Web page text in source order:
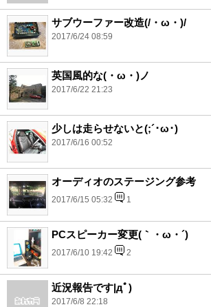
サブウーファー改造(/・ω・)/
2017/6/24 08:59
英国風的な(・ω・)ノ
2017/6/22 21:23
少しは走らせないと(;´･ω･)
2017/6/16 00:52
オーディオのステージング参考
2017/6/15 05:32 1
PCスピーカー変更(｀・ω・´)
2017/6/10 19:42 2
近況報告です|дﾟ)
2017/6/8 22:18